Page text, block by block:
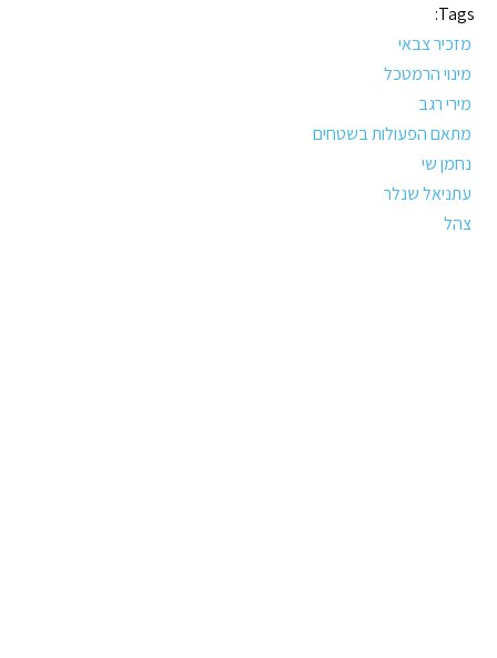
Tags:
מזכיר צבאי
מינוי הרמטכל
מירי רגב
מתאם הפעולות בשטחים
נחמן שי
עתניאל שנלר
צהל